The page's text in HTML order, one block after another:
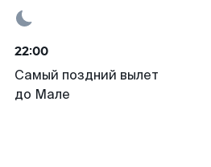
22:00
Самый поздний вылет
до Мале